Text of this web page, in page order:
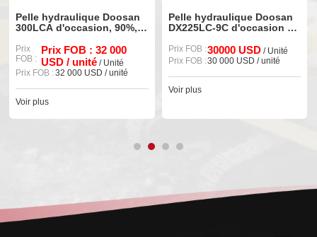
Pelle hydraulique Doosan
300LCA d'occasion, 90%,
Prix
FOB :
Prix FOB : 32 000
USD / unité/ Unité
Prix FOB :32 000 USD / unité
Voir plus
Pelle hydraulique Doosan
DX225LC-9C d'occasion à
Prix FOB :30000 USD / Unité
Prix FOB :30 000 USD / unité
Voir plus